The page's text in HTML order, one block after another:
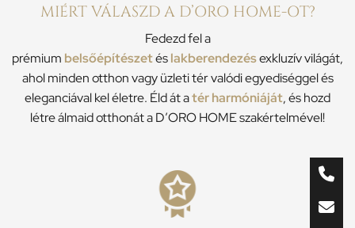
MIÉRT VÁLASZD A D’ORO HOME-OT?
Fedezd fel a
prémium belsőépítészetéslakberendezésexkluzív világát,
ahol minden otthon vagy üzleti tér valódi egyediséggel és
eleganciával kel életre. Éld át atér harmóniáját, és hozd
létre álmaid otthonát a D’ORO HOME szakértelmével!